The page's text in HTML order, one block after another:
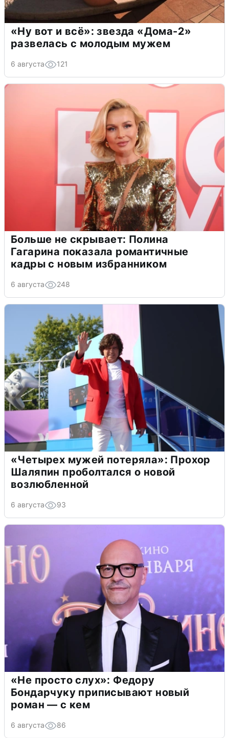
«Ну вот и всё»: звезда «Дома-2»
развелась с молодым мужем
6 августа 121
Больше не скрывает: Полина
Гагарина показала романтичные
кадры с новым избранником
6 августа 248
«Четырех мужей потеряла»: Прохор
Шаляпин проболтался о новой
возлюбленной
6 августа 93
«Не просто слух»: Федору
Бондарчуку приписывают новый
роман — с кем
6 августа 86